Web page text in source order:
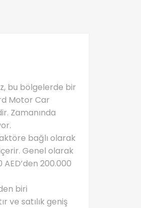
bu bölgelerde bir
Motor Car
Zamanında
bağlı olarak
Genel olarak
200.000
biri
ve satılık geniş